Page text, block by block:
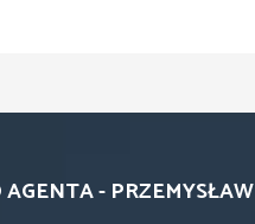
- PRZEMYSŁAW